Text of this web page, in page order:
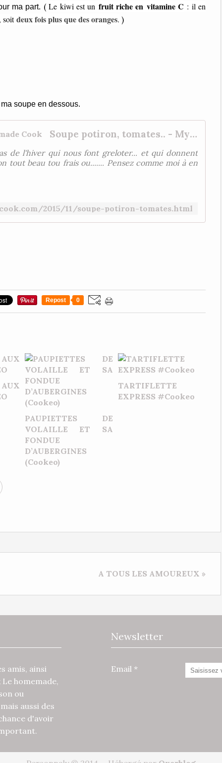
ma part. ( Le kiwi est un fruit riche en vitamine C : il en
soitdeux fois plus que des oranges. )
soupe en dessous.
Soupe potiron, tomates.. - My Homemade Cook
de l'hiver qui nous font greloter... et qui donnent
tout beau tou frais ou....... Pensez comme moi à en
2015/11/soupe-potiron-tomates.html
Repost 0
PAUPIETTES DE
VOLAILLE ET SA
FONDUE
D’AUBERGINES
(Cookeo)
TARTIFLETTE
EXPRESS #Cookeo
A TOUS LES AMOUREUX »
amis, ainsi
homemade,
ou
aussi des
d'avoir
Newsletter
Email